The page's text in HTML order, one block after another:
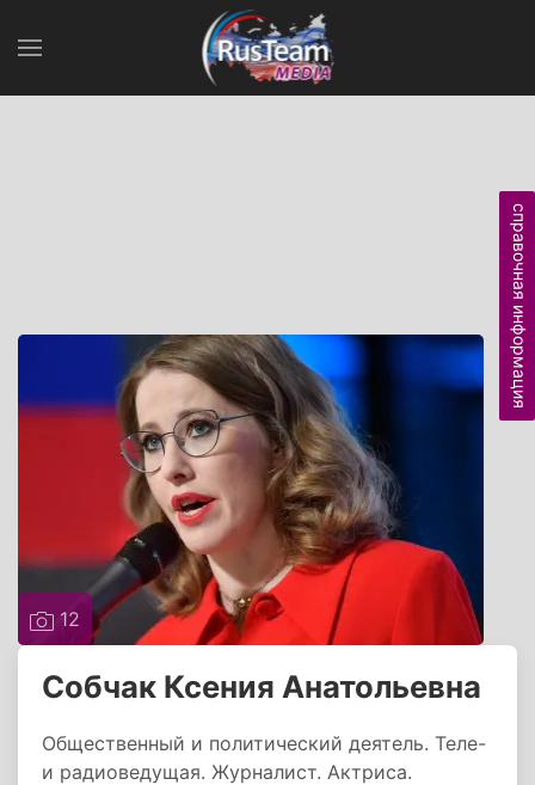
12
Собчак Ксения Анатольевна
Общественный и политический деятель. Теле-
и радиоведущая. Журналист. Актриса.
справочная информация